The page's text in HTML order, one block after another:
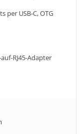
per USB-C, OTG
RJ45-Adapter